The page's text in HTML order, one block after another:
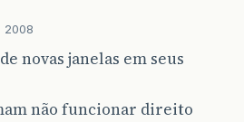
2008
novas janelas em seus
não funcionar direito